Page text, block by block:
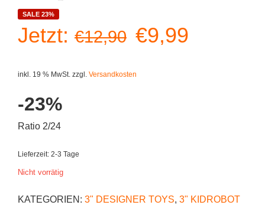
SALE 23%
Jetzt: €12,90
Preis
€9,99
inkl. 19 % MwSt. zzgl. Versandkosten
-23%
Ratio 2/24
Lieferzeit: 2-3 Tage
Nicht vorrätig
KATEGORIEN: 3" DESIGNER TOYS, 3" KIDROBOT